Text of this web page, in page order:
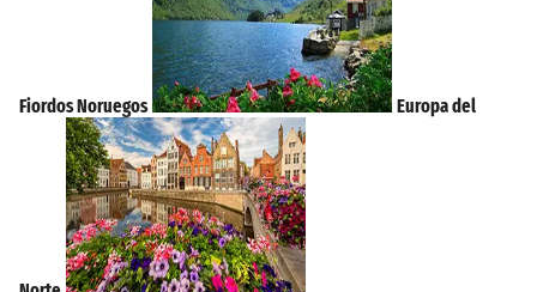
Fiordos Noruegos Europa del